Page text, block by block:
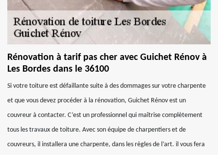
Rénovation à tarif pas cher avec Guichet Rénov à
Les Bordes dans le 36100
Si votre toiture est défaillante suite à des dommages sur votre charpente
et que vous devez procéder à la rénovation, Guichet Rénov est un
couvreur à contacter. C’est un professionnel qui maîtrise complètement
tous les travaux de toiture. Avec son équipe de charpentiers et de
couvreurs, il installera une charpente, dans les règles de l’art. il vous fera